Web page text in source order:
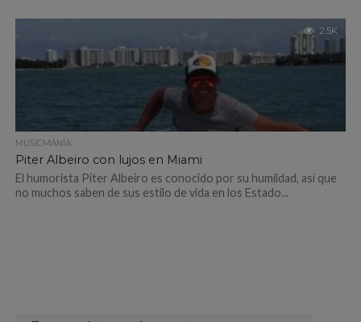
2.5K
MUSICMANÍA
Piter Albeiro con lujos en Miami
El humorista Piter Albeiro es conocido por su humildad, así que
no muchos saben de sus estilo de vida en los Estado...